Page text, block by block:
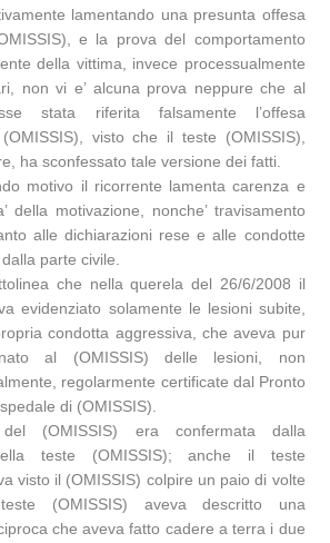
lamentando una presunta offesa
e la prova del comportamento
della vittima, invece processualmente
non vi e’ alcuna prova neppure che al
stata riferita falsamente l’offesa
visto che il teste (OMISSIS),
ha sconfessato tale versione dei fatti.
motivo il ricorrente lamenta carenza e
della motivazione, nonche’ travisamento
alle dichiarazioni rese e alle condotte
parte civile.
che nella querela del 26/6/2008 il
evidenziato solamente le lesioni subite,
condotta aggressiva, che aveva pur
al (OMISSIS) delle lesioni, non
regolarmente certificate dal Pronto
di (OMISSIS).
del (OMISSIS) era confermata dalla
teste (OMISSIS); anche il teste
visto il (OMISSIS) colpire un paio di volte
(OMISSIS) aveva descritto una
che aveva fatto cadere a terra i due